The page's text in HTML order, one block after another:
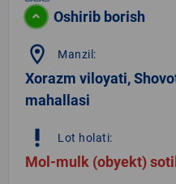
Oshirib borish
location_on Manzil:
Xorazm viloyati,
mahallasi
priority_high Lot holati:
Mol-mulk (obyekt)